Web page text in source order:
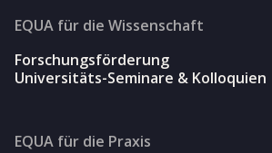
EQUA für die Wissenschaft
Forschungsförderung
Universitäts-Seminare & Kolloquien
EQUA für die Praxis